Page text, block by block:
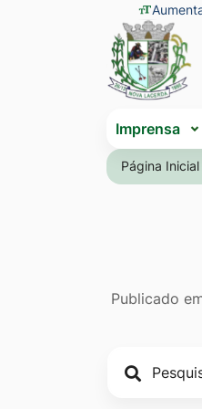
Seção
de
atalhos
e
links
de
para
o
conteúdo
[alt+1]
Ir
para
busca
Seção
do
menu
menu
Imprensa
Página Inicial
de
Publicado